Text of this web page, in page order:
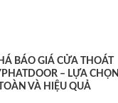
BÁO GIÁ CỬA THOÁT
– LỰA CHỌN
VÀ HIỆU QUẢ